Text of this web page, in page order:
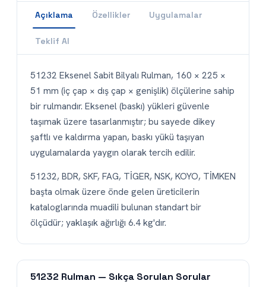
Açıklama Özellikler Uygulamalar
Teklif Al
51232 Eksenel Sabit Bilyalı Rulman, 160 × 225 ×
51 mm (iç çap × dış çap × genişlik) ölçülerine sahip
bir rulmandır. Eksenel (baskı) yükleri güvenle
taşımak üzere tasarlanmıştır; bu sayede dikey
şaftlı ve kaldırma yapan, baskı yükü taşıyan
uygulamalarda yaygın olarak tercih edilir.
51232, BDR, SKF, FAG, TİGER, NSK, KOYO, TİMKEN
başta olmak üzere önde gelen üreticilerin
kataloglarında muadili bulunan standart bir
ölçüdür; yaklaşık ağırlığı 6.4 kg'dır.
51232 Rulman — Sıkça Sorulan Sorular